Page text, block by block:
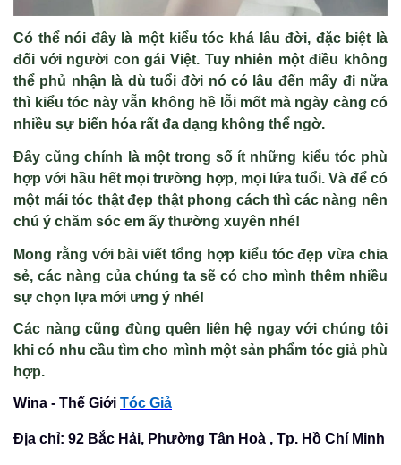
Có thể nói đây là một kiểu tóc khá lâu đời, đặc biệt là
đối với người con gái Việt. Tuy nhiên một điều không
thể phủ nhận là dù tuổi đời nó có lâu đến mấy đi nữa
thì kiểu tóc này vẫn không hề lỗi mốt mà ngày càng có
nhiều sự biến hóa rất đa dạng không thể ngờ.
Đây cũng chính là một trong số ít những kiểu tóc phù
hợp với hầu hết mọi trường hợp, mọi lứa tuổi. Và để có
một mái tóc thật đẹp thật phong cách thì các nàng nên
chú ý chăm sóc em ấy thường xuyên nhé!
Mong rằng với bài viếttổng hợp kiểu tóc đẹpvừa chia
sẻ, các nàng của chúng ta sẽ có cho mình thêm nhiều
sự chọn lựa mới ưng ý nhé!
Các nàng cũng đùng quên liên hệ ngay với chúng tôi
khi có nhu cầu tìm cho mình một sản phẩm tóc giả phù
hợp.
Wina - Thế Giới Tóc Giả
Địa chỉ: 92 Bắc Hải, Phường Tân Hoà , Tp. Hồ Chí Minh